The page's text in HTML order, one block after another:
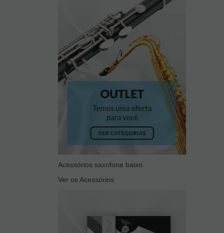
Acessórios saxofone baixo
Ver os Acessórios